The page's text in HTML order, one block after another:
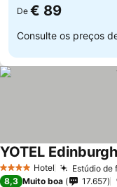
De € 89
Consulte os preços
4 EstrelasHotel Estúdio de
YOTEL Edinburgh
8,3 Muito boa 17.657